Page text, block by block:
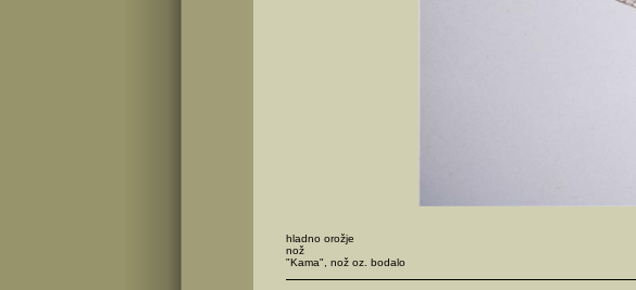
hladno orožje
nož
"Kama", nož oz. bodalo